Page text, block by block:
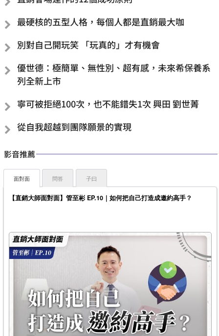
最硬核的五型人格，每個人都是直銷最大咖
別對自己開玩笑 「玩真的」才有機會
優世德：極簡單、無性別、超有感，未來希保養系
列全新上市
寧可被拒絕100次，也不能錯失1次 興田 劉世菁
從自我超越到團隊願景的實現
影音推薦
面對面
【直銷大師面對面】管至彬 EP.10｜如何把自己打造成邀約高手？
問答 子曰